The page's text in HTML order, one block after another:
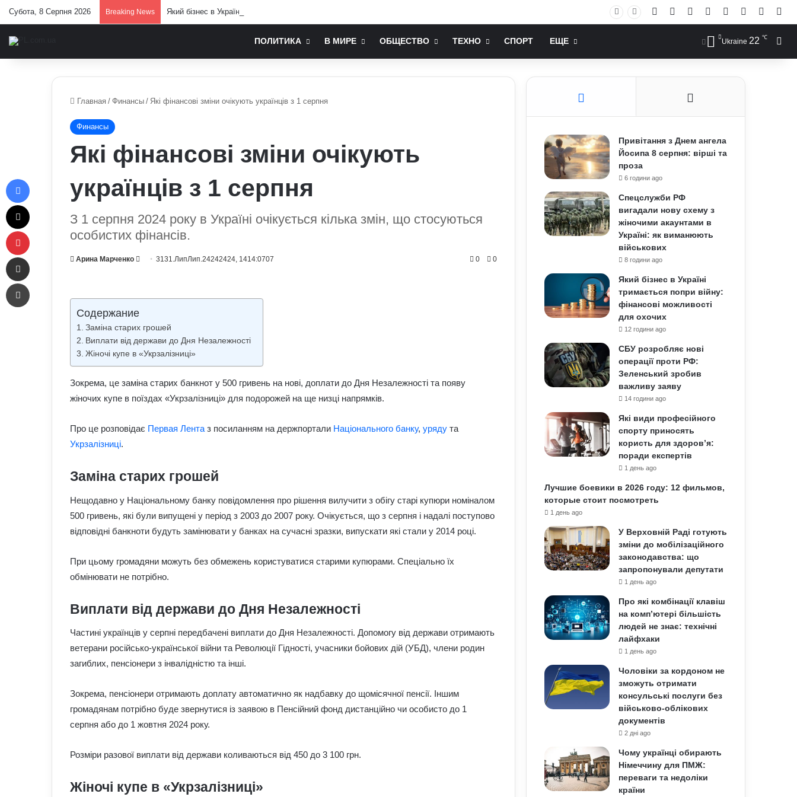
Субота, 8 Серпня 2026 Breaking News Який бізнес в Україні тримається попри війну: фінансові можливості для охочих Facebook YouTubeInstagram
RSS Log In
ПОЛИТИКА В МИРЕ ОБЩЕСТВО ТЕХНО СПОРТ ЕЩЕ Ukraine 22 ℃
Главная / Финансы / Які фінансові зміни очікують українців з 1 серпня
Финансы
Які фінансові зміни очікують
українців з 1 серпня
З 1 серпня 2024 року в Україні очікується кілька змін, що стосуються
особистих фінансів.
Арина Марченко
Send3131.ЛипЛип.24242424, 1414:0707 0 0
Содержание
Заміна старих грошей
Виплати від держави до Дня Незалежності
Жіночі купе в «Укрзалізниці»
Зокрема, це заміна старих банкнот у 500 гривень на нові, доплати до Дня Незалежності та появу
жіночих купе в поїздах «Укрзалізниці» для подорожей на ще низці напрямків.
Про це розповідає Первая Лента з посиланням на держпортали Національного банку, уряду та
Укрзалізниці.
Заміна старих грошей
Нещодавно у Національному банку повідомлення про рішення вилучити з обігу старі купюри номіналом
500 гривень, які були випущені у період з 2003 до 2007 року. Очікується, що з серпня і надалі поступово
відповідні банкноти будуть замінювати у банках на сучасні зразки, випускати які стали у 2014 році.
При цьому громадяни можуть без обмежень користуватися старими купюрами. Спеціально їх
обмінювати не потрібно.
Виплати від держави до Дня Незалежності
Частині українців у серпні передбачені виплати до Дня Незалежності. Допомогу від держави отримають
ветерани російсько-української війни та Революції Гідності, учасники бойових дій (УБД), члени родин
загиблих, пенсіонери з інвалідністю та інші.
Зокрема, пенсіонери отримають доплату автоматично як надбавку до щомісячної пенсії. Іншим
громадянам потрібно буде звернутися із заявою в Пенсійний фонд дистанційно чи особисто до 1
серпня або до 1 жовтня 2024 року.
Розміри разової виплати від держави коливаються від 450 до 3 100 грн.
Жіночі купе в «Укрзалізниці»
Привітання з Днем ангела
Йосипа 8 серпня: вірші та
проза
6 години ago
Спецслужби РФ
вигадали нову схему з
жіночими акаунтами в
Україні: як виманюють
військових
8 години ago
Який бізнес в Україні
тримається попри війну:
фінансові можливості
для охочих
12 години ago
СБУ розробляє нові
операції проти РФ:
Зеленський зробив
важливу заяву
14 години ago
Які види професійного
спорту приносять
користь для здоров’я:
поради експертів
1 день ago
Лучшие боевики в 2026 году: 12 фильмов,
которые стоит посмотреть
1 день ago
У Верховній Раді готують
зміни до мобілізаційного
законодавства: що
запропонували депутати
1 день ago
Про які комбінації клавіш
на комп’ютері більшість
людей не знає: технічні
лайфхаки
1 день ago
Чоловіки за кордоном не
зможуть отримати
консульські послуги без
військово-облікових
документів
2 дні ago
Чому українці обирають
Німеччину для ПМЖ:
переваги та недоліки
країни